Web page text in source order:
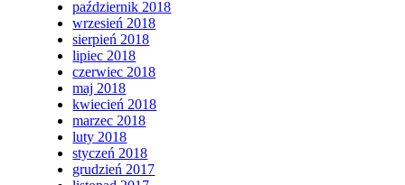
październik 2018
wrzesień 2018
sierpień 2018
lipiec 2018
czerwiec 2018
maj 2018
kwiecień 2018
marzec 2018
luty 2018
styczeń 2018
grudzień 2017